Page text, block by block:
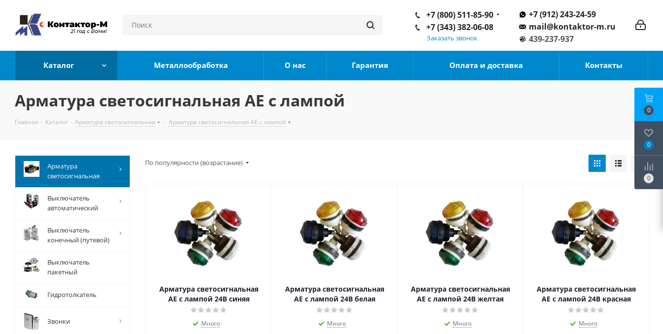
+7 (912) 243-24-59
mail@kontaktor-m.ru
439-237-937
+7 (800) 511-85-90
+7 (343) 382-06-08
Заказать звонок
Каталог Металлообработка О нас Гарантия Оплата и доставка Контакты
Арматура светосигнальная АЕ с лампой
Главная - Каталог - Арматура светосигнальная - Арматура светосигнальная АЕ с лампой
По популярности (возрастание)
Арматура светосигнальная
АЕ с лампой 24В синяя
Много
Арматура светосигнальная
АЕ с лампой 24В белая
Много
Арматура светосигнальная
АЕ с лампой 24В желтая
Много
Арматура светосигнальная
АЕ с лампой 24В красная
Много
Арматура
светосигнальная
Выключатель
автоматический
Выключатель
конечный (путевой)
Выключатель
пакетный
Гидротолкатель
Звонки
0
0
0